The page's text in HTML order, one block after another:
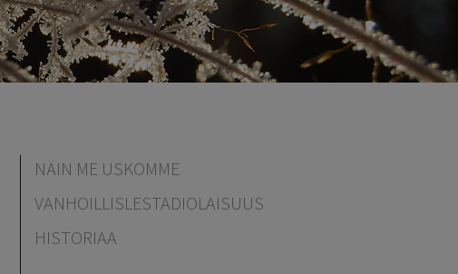
NÄIN ME USKOMME
VANHOILLISLESTADIOLAISUUS
HISTORIAA